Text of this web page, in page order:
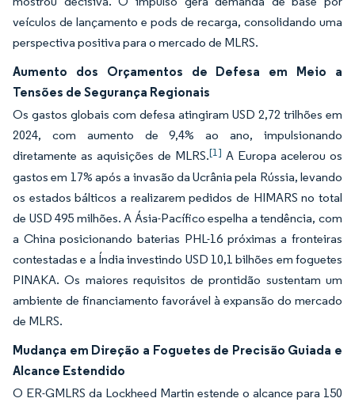
veículos de lançamento e pods de recarga, consolidando uma
perspectiva positiva para o mercado de MLRS.
Aumento dos Orçamentos de Defesa em Meio a
Tensões de Segurança Regionais
Os gastos globais com defesa atingiram USD 2,72 trilhões em
2024, com aumento de 9,4% ao ano, impulsionando
diretamente as aquisições de MLRS.[1] A Europa acelerou os
gastos em 17% após a invasão da Ucrânia pela Rússia, levando
os estados bálticos a realizarem pedidos de HIMARS no total
de USD 495 milhões. A Ásia-Pacífico espelha a tendência, com
a China posicionando baterias PHL-16 próximas a fronteiras
contestadas e a Índia investindo USD 10,1 bilhões em foguetes
PINAKA. Os maiores requisitos de prontidão sustentam um
ambiente de financiamento favorável à expansão do mercado
de MLRS.
Mudança em Direção a Foguetes de Precisão Guiada e
Alcance Estendido
O ER-GMLRS da Lockheed Martin estende o alcance para 150